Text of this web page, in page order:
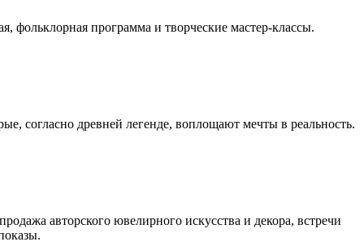
фольклорная программа и творческие мастер-классы.
согласно древней легенде, воплощают мечты в реальность.
авторского ювелирного искусства и декора, встречи